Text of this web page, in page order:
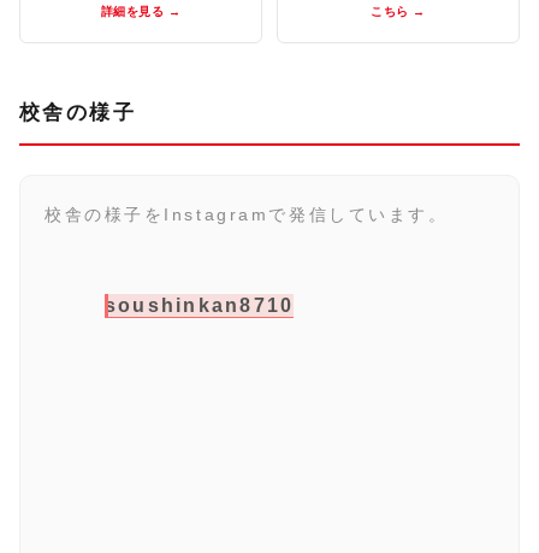
詳細を見る → こちら →
校舎の様子
校舎の様子をInstagramで発信しています。
soushinkan8710